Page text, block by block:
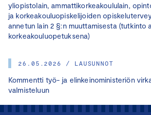
yliopistolain, ammattikorkeakoululain,
ja korkeakouluopiskelijoiden
annetun lain 2 §:n muuttamisesta (tutkinto
korkeakouluopetuksena)
26.05.2026 / LAUSUNNOT
Kommentti työ- ja elinkeinoministeriön
valmisteluun